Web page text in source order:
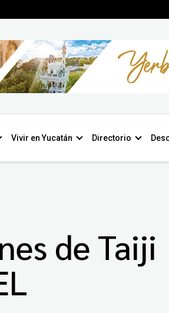
Vivir en Yucatán Directorio
de Taiji